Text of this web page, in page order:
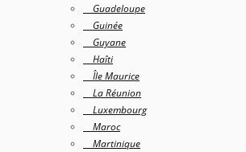
Guadeloupe
Guinée
Guyane
Haîti
Île Maurice
La Réunion
Luxembourg
Maroc
Martinique